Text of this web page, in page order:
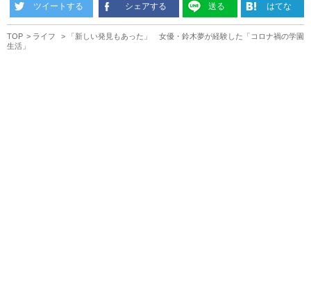
ツイートする シェアする 送る はてな
TOP ライフ
「新しい発見もあった」 女優・鈴木夢が経験した「コロナ禍の学園
生活」